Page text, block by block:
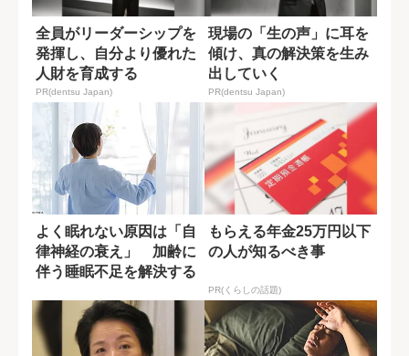
全員がリーダーシップを
発揮し、自分より優れた
人財を育成する
PR(dentsu Japan)
現場の「生の声」に耳を
傾け、真の解決策を生み
出していく
PR(dentsu Japan)
よく眠れない原因は「自
律神経の衰え」 加齢に
伴う睡眠不足を解決する
もらえる年金25万円以下
の人が知るべき事
PR(くらしの話題)